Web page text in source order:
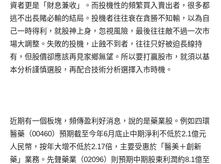
資者更是「財息兼收」。而投機性的頻繁買入賣出者，很多都
逃不出長賭必輸的結局。投機者往往衰在貪勝不知輸，以為自
己一時得利，就股神上身，忽視風險，最後往往敵不過一次市
場大調整。失敗的投機，止蝕不到者，往往只好被迫長線持
有，但股價卻應該再見家鄉無望。所以要打贏股市，就須以基
本分析謹慎選股，再配合技術分析選擇入市時機。
近期有一個板塊，頻傳盈利好消息，說的是藥業股。例如四環
醫藥（00460）預期截至今年6月底止中期淨利不低於2.1億元
人民幣，按年大增不低於2.17倍，主要受惠於「醫美＋創新
藥」業務。先聲藥業（02096）則預期中期股東利潤約8.1億至